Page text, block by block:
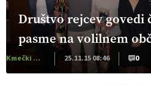
[EKOloško = LOGIČNO ]
Pet-
naravno peneče vino, tudi v Sloveniji.
https://t.co/9fpqD3fCrE @EUAgri
Društvo rejcev govedi
pasme na volilnem
Kmečki Glas 25.11.15 08:46 0